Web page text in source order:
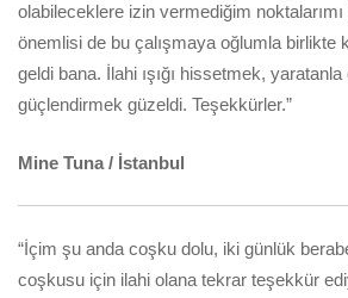
olabileceklere izin vermediğim
önemlisi de bu çalışmaya oğlumla birlikte
geldi bana. İlahi ışığı hissetmek, yaratanla
güçlendirmek güzeldi. Teşekkürler.”
Mine Tuna / İstanbul
“İçim şu anda coşku dolu, iki günlük
coşkusu için ilahi olana tekrar teşekkür